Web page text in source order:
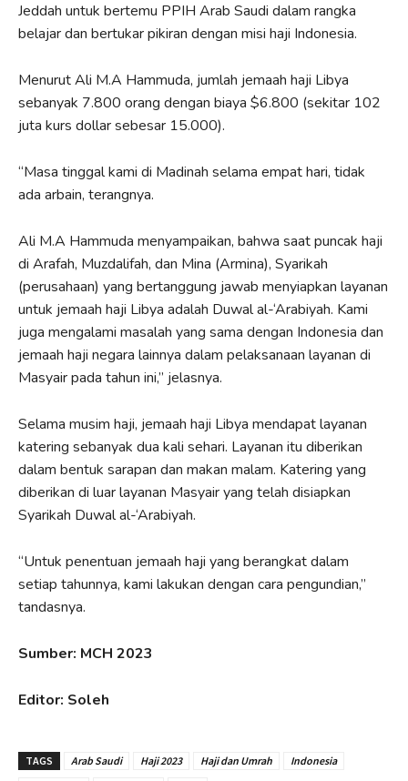
Jeddah untuk bertemu PPIH Arab Saudi dalam rangka
belajar dan bertukar pikiran dengan misi haji Indonesia.
Menurut Ali M.A Hammuda, jumlah jemaah haji Libya
sebanyak 7.800 orang dengan biaya $6.800 (sekitar 102
juta kurs dollar sebesar 15.000).
“Masa tinggal kami di Madinah selama empat hari, tidak
ada arbain, terangnya.
Ali M.A Hammuda menyampaikan, bahwa saat puncak haji
di Arafah, Muzdalifah, dan Mina (Armina), Syarikah
(perusahaan) yang bertanggung jawab menyiapkan layanan
untuk jemaah haji Libya adalah Duwal al-‘Arabiyah. Kami
juga mengalami masalah yang sama dengan Indonesia dan
jemaah haji negara lainnya dalam pelaksanaan layanan di
Masyair pada tahun ini,” jelasnya.
Selama musim haji, jemaah haji Libya mendapat layanan
katering sebanyak dua kali sehari. Layanan itu diberikan
dalam bentuk sarapan dan makan malam. Katering yang
diberikan di luar layanan Masyair yang telah disiapkan
Syarikah Duwal al-‘Arabiyah.
“Untuk penentuan jemaah haji yang berangkat dalam
setiap tahunnya, kami lakukan dengan cara pengundian,”
tandasnya.
Sumber: MCH 2023
Editor: Soleh
TAGS Arab Saudi Haji 2023 Haji dan Umrah
Indonesia